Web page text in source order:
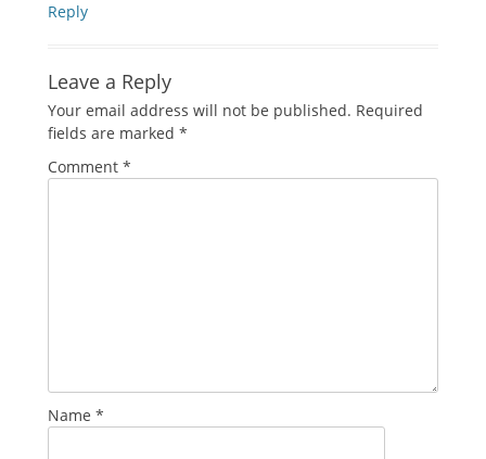
Reply
Leave a Reply
Your email address will not be published. Required
fields are marked *
Comment *
Name *